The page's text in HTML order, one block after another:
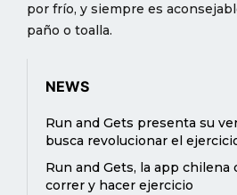
por frío, y siempre es
paño o toalla.
NEWS
Run and Gets presenta su
busca revolucionar el
Run and Gets, la app chilena
correr y hacer ejercicio